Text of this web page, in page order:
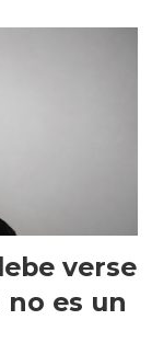
verse
no es un